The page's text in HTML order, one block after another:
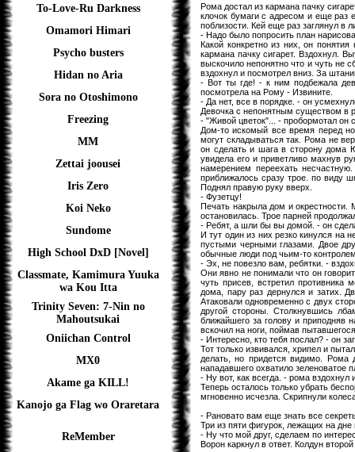
To-Love-Ru Darkness
Omamori Himari
Psycho busters
Hidan no Aria
Sora no Otoshimono
Freezing
ММ
Zettai joousei
Iris Zero
Koi Neko
Sundome
High School DxD [Novel]
Classmate, Kamimura Yuuka
wa Kou Itta
Trinity Seven: 7-Nin no
Mahoutsukai
Oniichan Control
MX0
Akame ga KILL!
Kanojo ga Flag wo Oraretara
ReMember
Рома достал из кармана пачку
клочок бумаги с адресом и еще раз
поблизости. Кей еще раз заглянул в
- Надо было попросить план
Какой конкретно из них, он
кармана пачку сигарет. Вздохнул.
выскочило непонятно что и чуть не
вздохнул и посмотрел вниз. За
- Вот ты где! - к ним подбежала
посмотрела на Рому - Извините.
- Да нет, все в порядке. - он
Девочка с непонятным существом в
- "Живой цветок"... - пробормотал он
Дом-то искомый все время перед
могут складываться так. Рома не
он сделать и шага в сторону дома
увидела его и приветливо махнув
намерением переехать
приближалось сразу трое. по виду
Поднял правую руку вверх.
- Фузетцу!
Печать накрыла дом и окрестности.
остановилась. Трое парней
- Ребят, а шли бы вы домой. - он
И тут один из них резко кинулся на
пустыми черными глазами. Двое
обычные люди под чьим-то
- Эх, не повезло вам, ребятки. -
Они явно не понимали что он
чуть присев, встретил
дома, пару раз дернулся и затих.
Атаковали одновременно с двух
другой стороны. Столкнувшись
ближайшего за голову и приподняв
вскочил на ноги, поймав
- Интересно, кто тебя послал? - он
Тот только извивался, хрипел и
делать, но придется видимо. Рома
нападавшего охватило зеленоватое
- Ну вот, как всегда. - рома
Теперь осталось только убрать
мгновенно исчезла. Скрипнули
- Рановато вам еще знать все
Три из пяти фигурок, лежащих на
- Ну что мой друг, сделаем по
Ворон каркнул в ответ. Колдун